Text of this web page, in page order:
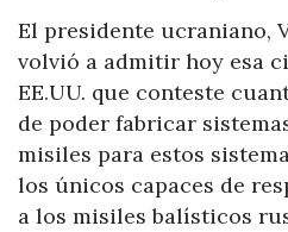
El presidente ucraniano,
volvió a admitir hoy esa
EE.UU. que conteste
de poder fabricar
misiles para estos
los únicos capaces de
a los misiles balísticos